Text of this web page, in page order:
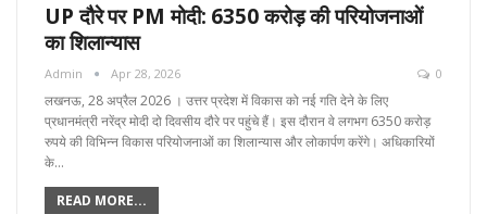
UP दौरे पर PM मोदी: 6350 करोड़ की परियोजनाओं
का शिलान्यास
Admin Apr 28, 2026 0
लखनऊ, 28 अप्रैल 2026 । उत्तर प्रदेश में विकास को नई गति देने के लिए
प्रधानमंत्री नरेंद्र मोदी दो दिवसीय दौरे पर पहुंचे हैं। इस दौरान वे लगभग 6350 करोड़
रुपये की विभिन्न विकास परियोजनाओं का शिलान्यास और लोकार्पण करेंगे। अधिकारियों
के…
READ MORE...